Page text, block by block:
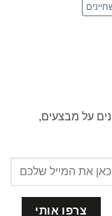
על מבצעים,